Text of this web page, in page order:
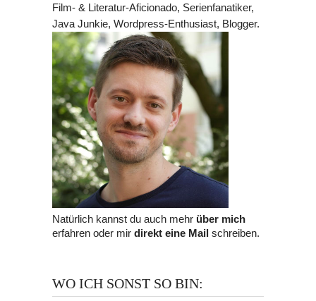
Film- & Literatur-Aficionado, Serienfanatiker,
Java Junkie, Wordpress-Enthusiast, Blogger.
Natürlich kannst du auch mehr über mich
erfahren oder mir direkt eine Mailschreiben.
WO ICH SONST SO BIN: